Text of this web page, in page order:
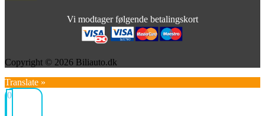
Vi modtager følgende betalingskort
Copyright © 2026 Biliauto.dk
Translate »
0